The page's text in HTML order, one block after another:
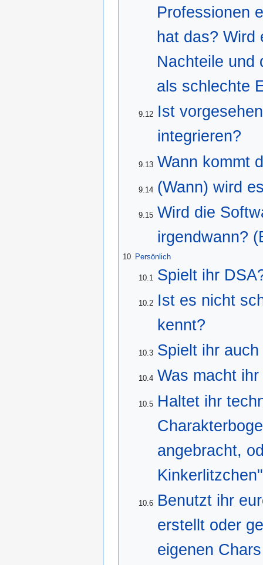
Professionen
hat das? Wird
Nachteile und
als schlechte
9.12
Ist
integrieren?
9.13 Wann kommt
9.14 (Wann) wird
9.15 Wird die
irgendwann?
10 Persönlich
10.1 Spielt ihr
10.2
Ist es nicht
kennt?
10.3 Spielt ihr
10.4 Was macht
10.5
Haltet ihr
angebracht,
10.6
Benutzt ihr
erstellt oder
eigenen